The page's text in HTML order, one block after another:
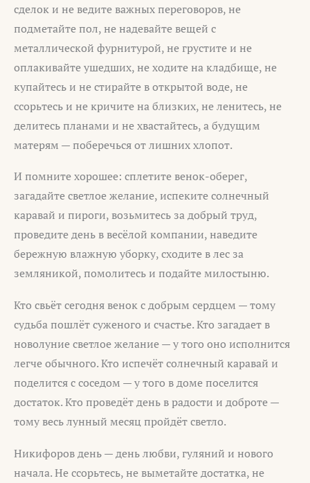
сделок и не ведите важных переговоров, не
подметайте пол, не надевайте вещей с
металлической фурнитурой, не грустите и не
оплакивайте ушедших, не ходите на кладбище, не
купайтесь и не стирайте в открытой воде, не
ссорьтесь и не кричите на близких, не ленитесь, не
делитесь планами и не хвастайтесь, а будущим
матерям — поберечься от лишних хлопот.
И помните хорошее: сплетите венок-оберег,
загадайте светлое желание, испеките солнечный
каравай и пироги, возьмитесь за добрый труд,
проведите день в весёлой компании, наведите
бережную влажную уборку, сходите в лес за
земляникой, помолитесь и подайте милостыню.
Кто свьёт сегодня венок с добрым сердцем — тому
судьба пошлёт суженого и счастье. Кто загадает в
новолуние светлое желание — у того оно исполнится
легче обычного. Кто испечёт солнечный каравай и
поделится с соседом — у того в доме поселится
достаток. Кто проведёт день в радости и доброте —
тому весь лунный месяц пройдёт светло.
Никифоров день — день любви, гуляний и нового
начала. Не ссорьтесь, не выметайте достатка, не